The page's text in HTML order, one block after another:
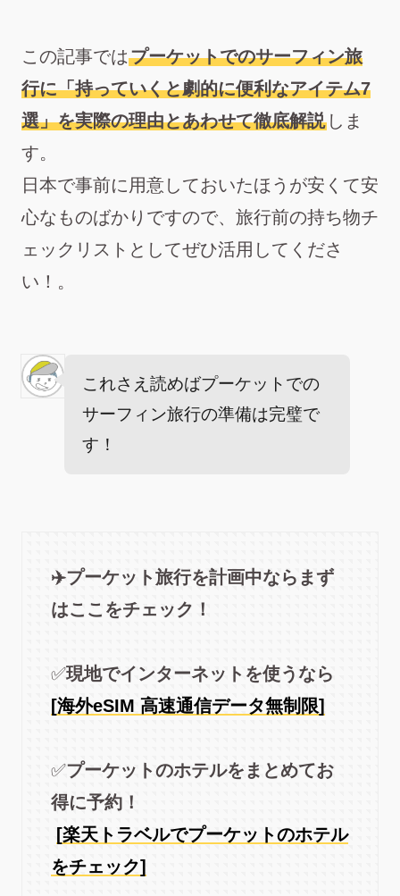
この記事ではプーケットでのサーフィン旅
行に「持っていくと劇的に便利なアイテム7
選」を実際の理由とあわせて徹底解説 しま
す。
日本で事前に用意しておいたほうが安くて安
心なものばかりですので、旅行前の持ち物チ
ェックリストとしてぜひ活用してくださ
い！。
これさえ読めばプーケットでの
サーフィン旅行の準備は完璧で
す！
✈️プーケット旅行を計画中ならまず
はここをチェック！
✅️現地でインターネットを使うなら
[海外eSIM 高速通信データ無制限]
✅️プーケットのホテルをまとめてお
得に予約！
[楽天トラベルでプーケットのホテル
をチェック]